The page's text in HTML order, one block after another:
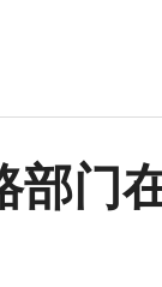
部门